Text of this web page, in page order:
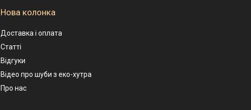
Нова колонка
Доставка і оплата
Статті
Відгуки
Відео про шуби з еко-хутра
Про нас